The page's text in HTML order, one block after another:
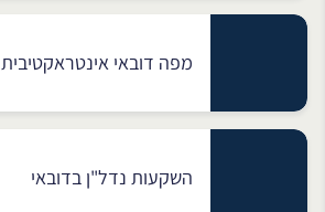
מפה דובאי אינטראקטיבית
השקעות נדל"ן בדובאי